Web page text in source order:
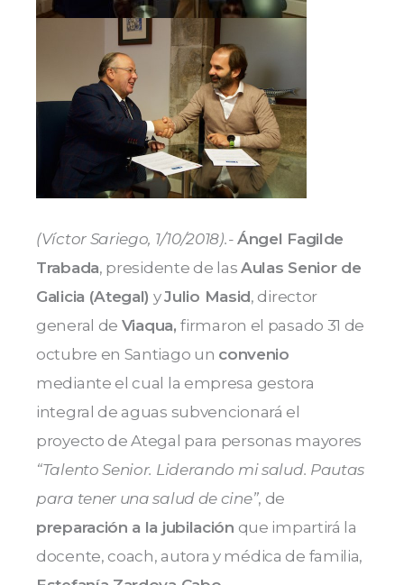
(Víctor Sariego, 1/10/2018).- Ángel Fagilde
Trabada, presidente de las Aulas Senior de
Galicia (Ategal) yJulio Masid, director
general de Viaqua,firmaron el pasado 31 de
octubre en Santiago un convenio
mediante el cual la empresa gestora
integral de aguas subvencionará el
proyecto de Ategal para personas mayores
“Talento Senior. Liderando mi salud. Pautas
para tener una salud de cine”, de
preparación a la jubilación que impartirá la
docente, coach, autora y médica de familia,